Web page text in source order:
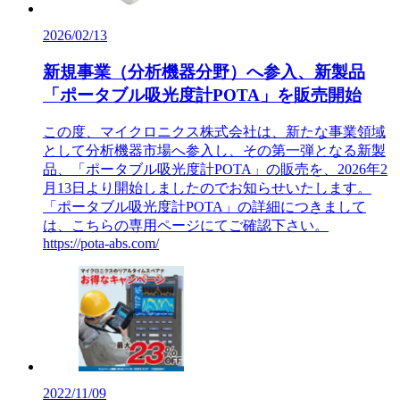
2026/02/13
新規事業（分析機器分野）へ参入、新製品
「ポータブル吸光度計POTA」を販売開始
この度、マイクロニクス株式会社は、新たな事業領域
として分析機器市場へ参入し、その第一弾となる新製
品、「ポータブル吸光度計POTA」の販売を、2026年2
月13日より開始しましたのでお知らせいたします。
「ポータブル吸光度計POTA」の詳細につきまして
は、こちらの専用ページにてご確認下さい。
https://pota-abs.com/
2022/11/09